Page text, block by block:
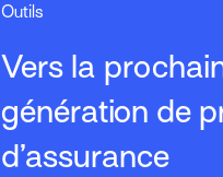
Outils
Vers la
génération de
d’assurance